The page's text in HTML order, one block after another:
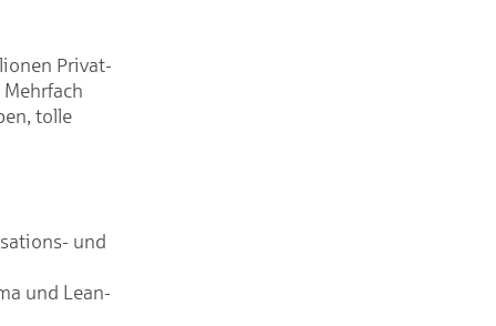
Privat-
tolle
und
und Lean-